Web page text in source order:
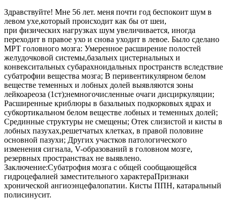
Здравствуйте! Мне 56 лет. меня почти год беспокоит шум в
левом ухе,который происходит как бы от шеи,
при физических нагрузках шум увеличивается, иногда
переходит в правое ухо и снова уходит в левое. Было сделано
МРТ головного мозга: Умеренное расширение полостей
желудочковой системы,базальнх цистернальных и
конвекситальных субарахноидальных пространств вследствие
субатрофии вещества мозга; В перивентикулярном белом
веществе теменных и лобных долей выявляются зоны
лейкоареоза (1ст);немногочисленные очаги дисциркуляции;
Расширенные криблюры в базальных подкорковых ядрах и
субкортикальном белом веществе лобных и теменных долей;
Срединные структуры не смещены; Отек слизистой и кисты в
лобных пазухах,решетчатых клетках, в правой половине
основной пазухи; Других участков патологического
изменения сигнала, V-образований в головном мозге,
резервных пространствах не выявлено.
Заключение:Субатрофия мозга с общей сообщающейся
гидроцефалией заместительного характераПризнаки
хронической ангиоэнцефалопатии. Кисты ППН, катаральный
полисинусит.